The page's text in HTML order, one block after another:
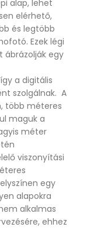
alap, lehet
elérhető,
és legtöbb
Ezek légi
ábrázolják egy
a digitális
szolgálnak. A
több méteres
maguk a
méter
viszonyítási
egy
alapokra
alkalmas
ehhez